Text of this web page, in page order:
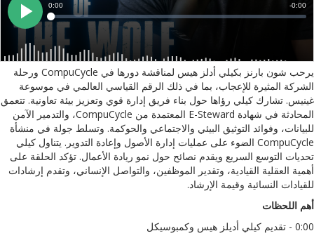
يرحب شون بارنز بكيلي أدلز هيس لمناقشة دورها في CompuCycle ورحلة
الشركة المثيرة للإعجاب، بما في ذلك الرقم القياسي العالمي في موسوعة
غينيس. تشارك كيلي رؤاها حول بناء فريق إدارة قوي وتعزيز بيئة تعاونية. تتعمق
المحادثة في شهادة E-Steward المعتمدة من CompuCycle، والتدمير الآمن
للبيانات، وفوائد التوثيق البيئي والاجتماعي والحوكمة. وتسلط جولة في منشأة
CompuCycle الضوء على عمليات إدارة الأصول وإعادة التدوير. يتناول كيلي
تحديات التوسع السريع ويقدم نصائح حول نمو ريادة الأعمال. تؤكد الحلقة على
أهمية العقلية القيادية، وتقدير الموظفين، والتواصل الإنساني، وتقدم إرشادات
للقيادات النسائية وقيمة الإرشاد.
أهم اللحظات
0:00 - تقديم كيلي أديلز هيس وكمبوسيكل